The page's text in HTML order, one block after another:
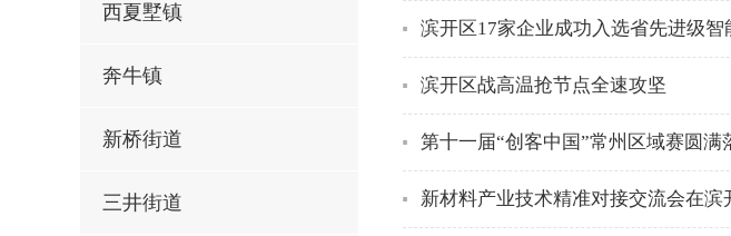
西夏墅镇
奔牛镇
新桥街道
三井街道
滨开区17家企业成功入选省先进级智
滨开区战高温抢节点全速攻坚
第十一届“创客中国”常州区域赛圆满
新材料产业技术精准对接交流会在滨